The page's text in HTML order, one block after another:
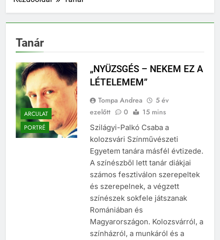
Tanár
ARCULAT
PORTRÉ
„NYÜZSGÉS – NEKEM EZ A
LÉTELEMEM”
Tompa Andrea
5 év
ezelőtt
0 15 mins
Szilágyi-Palkó Csaba a
kolozsvári Színművészeti
Egyetem tanára másfél évtizede.
A színészből lett tanár diákjai
számos fesztiválon szerepeltek
és szerepelnek, a végzett
színészek sokfele játszanak
Romániában és
Magyarországon. Kolozsvárról, a
színházról, a munkáról és a